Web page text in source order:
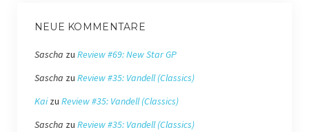
NEUE KOMMENTARE
Sascha zu Review #69: New Star GP
Sascha zu Review #35: Vandell (Classics)
Kaizu Review #35: Vandell (Classics)
Sascha zu Review #35: Vandell (Classics)